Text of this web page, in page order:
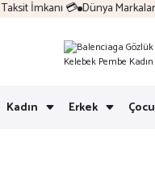
İmkanı 💳 Dünya
Kadın Erkek